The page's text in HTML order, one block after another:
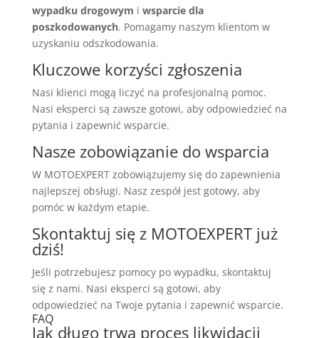
wypadku drogowym i wsparcie dla
poszkodowanych. Pomagamy naszym klientom w
uzyskaniu odszkodowania.
Kluczowe korzyści zgłoszenia
Nasi klienci mogą liczyć na profesjonalną pomoc.
Nasi eksperci są zawsze gotowi, aby odpowiedzieć na
pytania i zapewnić wsparcie.
Nasze zobowiązanie do wsparcia
W MOTOEXPERT zobowiązujemy się do zapewnienia
najlepszej obsługi. Nasz zespół jest gotowy, aby
pomóc w każdym etapie.
Skontaktuj się z MOTOEXPERT już
dziś!
Jeśli potrzebujesz pomocy po wypadku, skontaktuj
się z nami. Nasi eksperci są gotowi, aby
odpowiedzieć na Twoje pytania i zapewnić wsparcie.
FAQ
Jak długo trwa proces likwidacji